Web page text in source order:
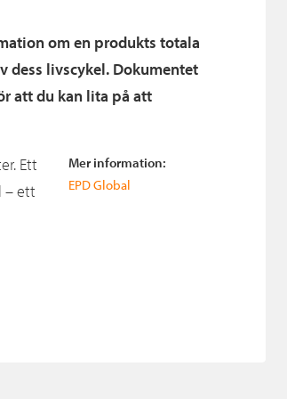
om en produkts totala
dess livscykel. Dokumentet
att du kan lita på att
Ett
– ett
Mer information:
EPD Global